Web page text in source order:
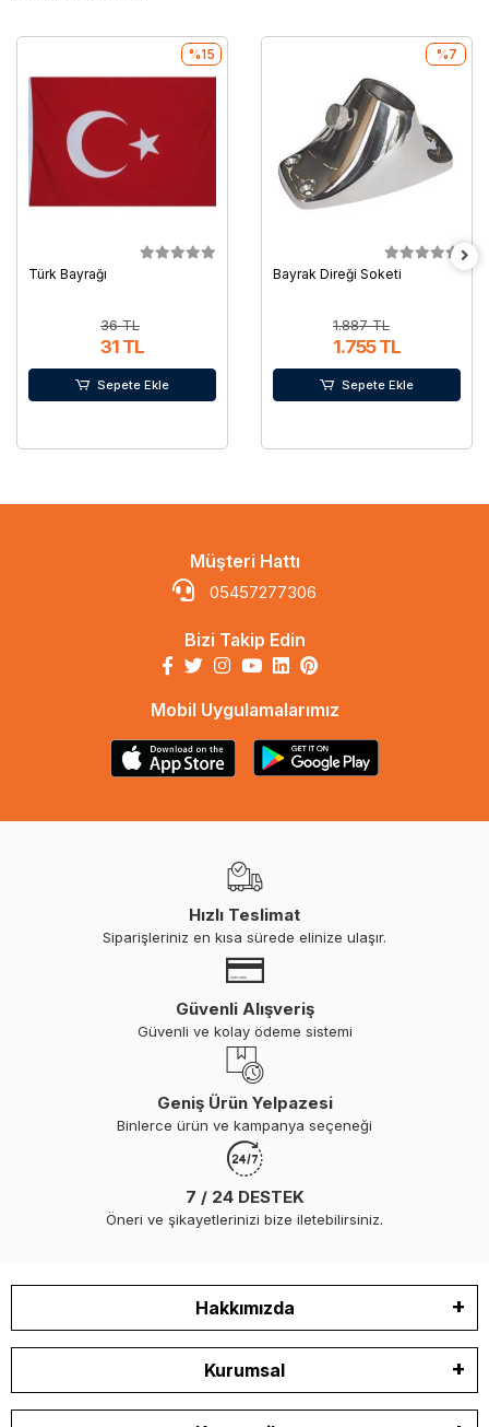
Türk Bayrağı
36 TL
31 TL
%15
Sepete Ekle
Bayrak Direği Soketi
1.887 TL
1.755 TL
%7
Sepete Ekle
Müşteri Hattı
05457277306
Bizi Takip Edin
Mobil Uygulamalarımız
Hızlı Teslimat
Siparişleriniz en kısa sürede elinize ulaşır.
Güvenli Alışveriş
Güvenli ve kolay ödeme sistemi
Geniş Ürün Yelpazesi
Binlerce ürün ve kampanya seçeneği
7 / 24 DESTEK
Öneri ve şikayetlerinizi bize iletebilirsiniz.
Hakkımızda
Kurumsal